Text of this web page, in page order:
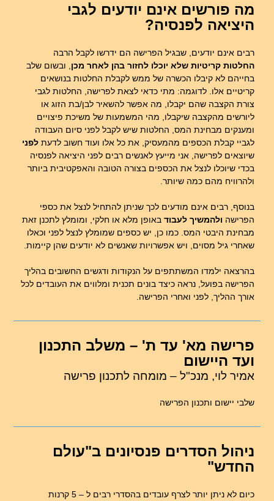
מה פורשים אינם יודעים לגבי
היציאה לפנסיה?
רבים אינם יודעים, שבגיל הפרישה הם ידרשו לקבל הרבה
החלטות קריטיות שלא יוכלו לחזור בהן לאחר מכן , ובשום שלב
בחייהם לא קיבלו הכשרה של ממש לקבלת החלטות בנושאים
קריטיים אלו. לדוגמה: מתי כדאי לצאת לפרישה, החלטות לגבי
צורת הקצבה שהם יקבלו, מה אפשר להשאיר לבן/בת הזוג או
ליורשים מהקצבה שיקבלו, מהי המשמעות של משיכת פיצויים
ומענקים מבחינת המס, החלטות שיש לקבל לפני סיום העבודה
לגביי קבלת הכספים מהמעסיק, את כל אלו ועוד חשוב לדעתלפני
שיוצאים לפרישה, אני מייעץ לאנשים רבים לפני היציאה לפנסיה
בכדי שיוכלו לנצל את הכספים בצורה הטובה והאפקטיבית ביותר
ולהרוויח מהם כמה שיותר.
בנוסף, רבים אינם מודעים לכך שניתן להתחיל לנצל את כספי
הפרישה ולהמשיך לעבוד באופן מלא או חלקי, ומומלץ לתכנן זאת
מבחינת היבטי המס. כמו כן, יש כספים שמומלץ לנצל לפני וכאלו
שאחרי גיל מסוים, ויש אפשרויות שאנשים לא יודעים שהן קיימות.
בהרצאה ילמדו המשתתפים על הנקודות ודגשים החשובים בהליך
הפרישה בפועל, נראה כיצד בונים תכנית ומלווים את העובדים לכל
אורך ההליך, לפני ואחרי הפרישה.
פרישה מא' עד ת' – משלב התכנון
ועד היישום
אמיר לוי, מנכ"ל – מומחה לתכנון פרישה
שלבי יישום ותכנון הפרישה
ניהול הסדרים פנסיונים ב"עולם
החדש"
כיום לא ניתן יותר לצרף עובדים בהסדרי רבים ל – 5 קרנות